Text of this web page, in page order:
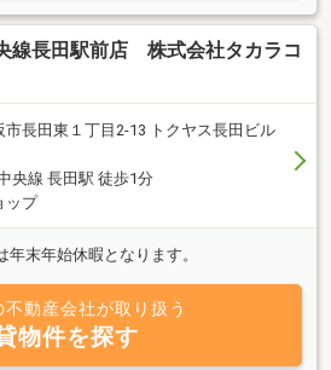
ポットなどお伝え出来ますよ♪自社管理
ざいますので、他社には無い物件も当店
には無い地元密着型の不動産屋さんの
線長田駅前店 株式会社タカラコ
市長田東１丁目2-13 トクヤス長田ビル
央線 長田駅 徒歩1分
ップ
末年始休暇となります。
不動産会社が取り扱う
物件を探す